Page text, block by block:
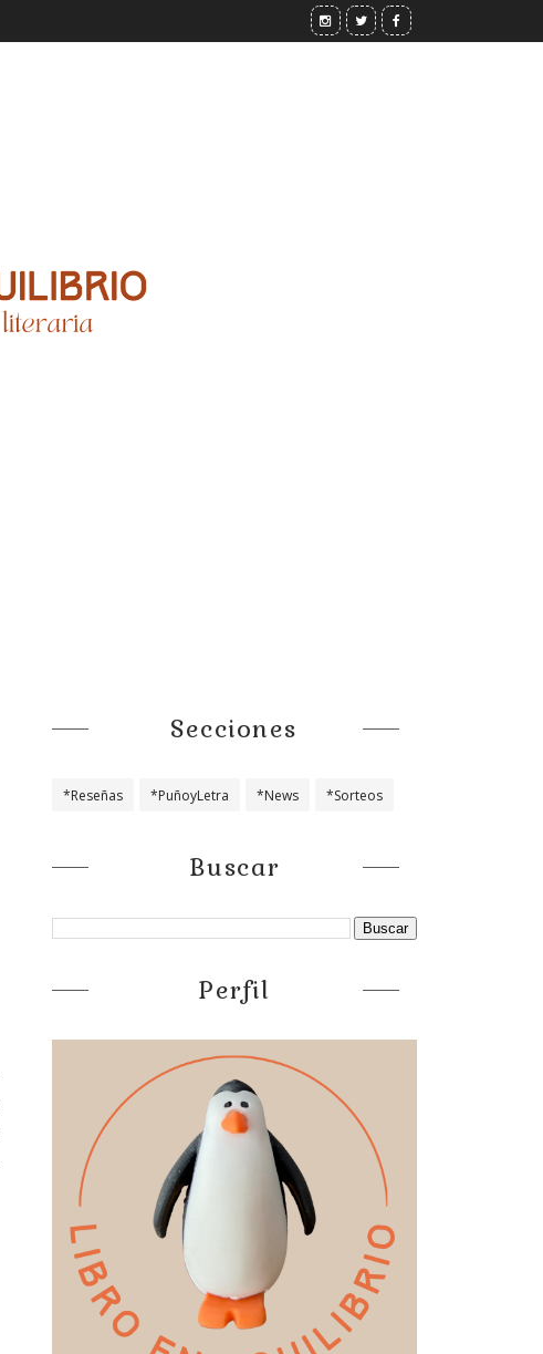
Secciones
*Reseñas *PuñoyLetra *News *Sorteos
Buscar
Perfil